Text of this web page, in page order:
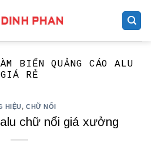
BIỂN QUẢNG CÁO ALU
GIÁ RẺ
HIỆU,CHỮ NỔI
chữ nổi giá xưởng